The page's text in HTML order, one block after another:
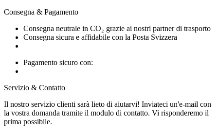
Consegna & Pagamento
Consegna neutrale in CO₂ grazie ai nostri partner di trasporto
Consegna sicura e affidabile con la Posta Svizzera
Pagamento sicuro con:
Servizio & Contatto
Il nostro servizio clienti sarà lieto di aiutarvi! Inviateci un'e-mail con
la vostra domanda tramite il modulo di contatto. Vi risponderemo il
prima possibile.